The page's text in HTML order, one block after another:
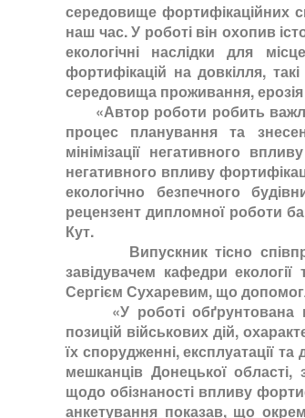
середовище фортифікаційних
наш час. У роботі він охопив
екологічні наслідки для
фортифікацій на довкілля,
середовища проживання, ерозія
«Автор роботи робить
процес планування та
мінімізації негативного
негативного впливу
екологічно безпечного
рецензент дипломної роботи
Кут.
Випускник тісно
завідувачем кафедри
Сергієм Сухаревим, що
«У роботі обґрунтована
позицій військових дій,
їх спорудженні, експлуатації
мешканців Донецької
щодо обізнаності впливу
анкетування показав, що